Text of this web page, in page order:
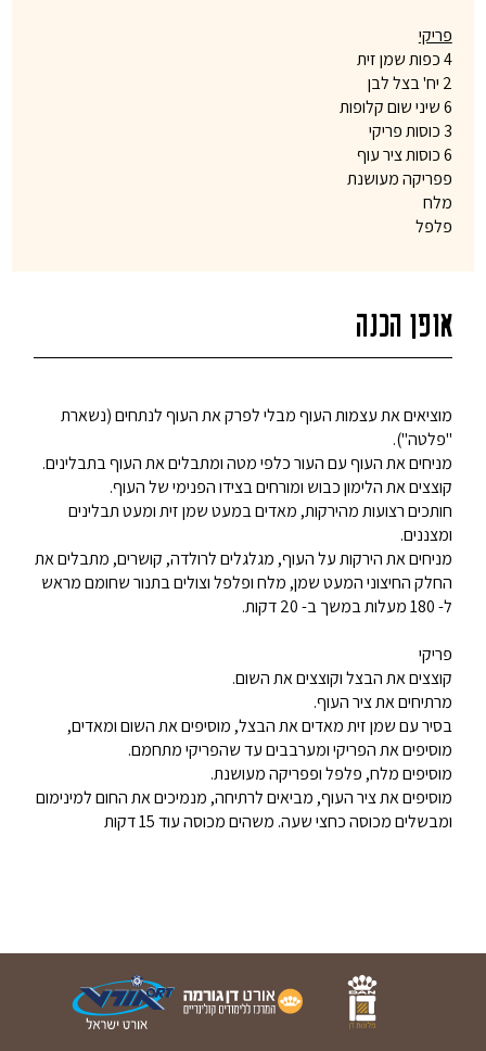
אופן הכנה
מוציאים את עצמות העוף מבלי לפרק את העוף לנתחים (נשארת
"פלטה").
מניחים את העוף עם העור כלפי מטה ומתבלים את העוף בתבלינים.
קוצצים את הלימון כבוש ומורחים בצידו הפנימי של העוף.
חותכים רצועות מהירקות, מאדים במעט שמן זית ומעט תבלינים
ומצננים.
מניחים את הירקות על העוף, מגלגלים לרולדה, קושרים, מתבלים את
החלק החיצוני המעט שמן, מלח ופלפל וצולים בתנור שחומם מראש
ל- 180 מעלות במשך ב- 20 דקות.
פריקי
קוצצים את הבצל וקוצצים את השום.
מרתיחים את ציר העוף.
בסיר עם שמן זית מאדים את הבצל, מוסיפים את השום ומאדים,
מוסיפים את הפריקי ומערבבים עד שהפריקי מתחמם.
מוסיפים מלח, פלפל ופפריקה מעושנת.
מוסיפים את ציר העוף, מביאים לרתיחה, מנמיכים את החום למינימום
ומבשלים מכוסה כחצי שעה. משהים מכוסה עוד 15 דקות
פריקי
4 כפות שמן זית
2 יח' בצל לבן
6 שיני שום קלופות
3 כוסות פריקי
6 כוסות ציר עוף
פפריקה מעושנת
מלח
פלפל